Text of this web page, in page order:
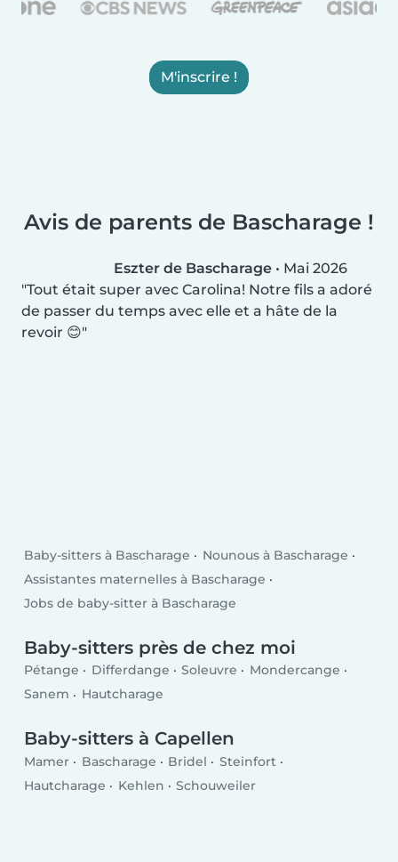
M'inscrire !
Avis de parents de Bascharage !
Eszter de Bascharage • Mai 2026
Tout était super avec Carolina! Notre fils a adoré
de passer du temps avec elle et a hâte de la
revoir 😊
Baby-sitters à Bascharage
Nounous à Bascharage
Assistantes maternelles à Bascharage
Jobs de baby-sitter à Bascharage
Baby-sitters près de chez moi
Pétange Differdange Soleuvre
Mondercange
Sanem
Hautcharage
Baby-sitters à Capellen
Mamer Bascharage Bridel
Steinfort
Hautcharage
Kehlen Schouweiler